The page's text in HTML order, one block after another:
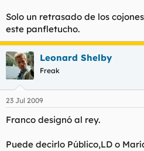
Solo un retrasado de los
este panfletucho.
Leonard Shelby
Freak
23 Jul 2009
Franco designó al rey.
Puede decirlo Público,LD o